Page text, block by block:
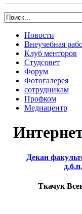
Новости
Внеучебная
Клуб менторов
Студсовет
Форум
Фотогалерея
сотрудникам
Профком
Медиацентр
Декан
Ткачук